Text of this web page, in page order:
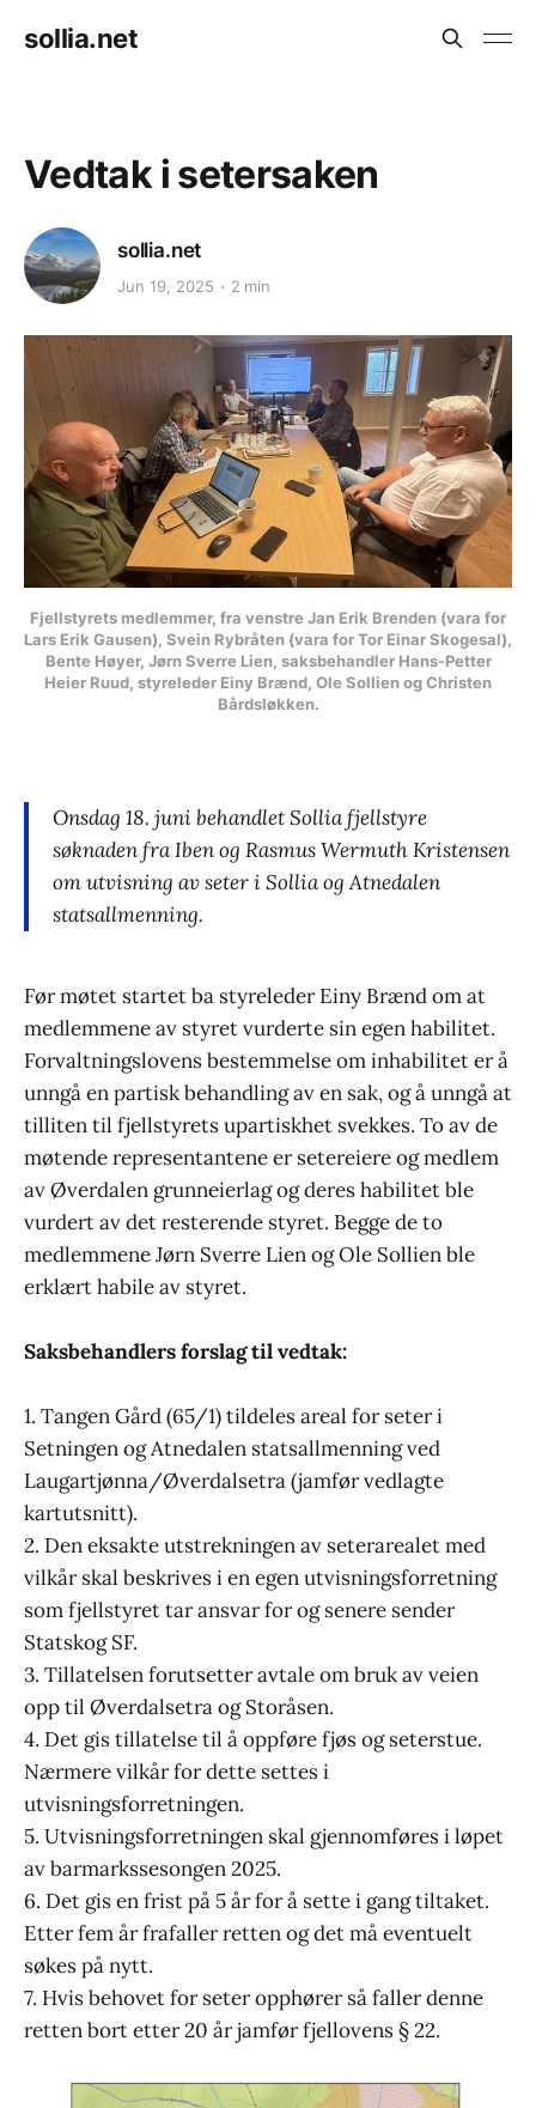
sollia.net
Vedtak i setersaken
sollia.net
Jun 19, 2025 2 min
Fjellstyrets medlemmer, fra venstre Jan Erik Brenden (vara for
Lars Erik Gausen), Svein Rybråten (vara for Tor Einar Skogesal),
Bente Høyer, Jørn Sverre Lien, saksbehandler Hans-Petter
Heier Ruud, styreleder Einy Brænd, Ole Sollien og Christen
Bårdsløkken.
Onsdag 18. juni behandlet Sollia fjellstyre
søknaden fra Iben og Rasmus Wermuth Kristensen
om utvisning av seter i Sollia og Atnedalen
statsallmenning.
Før møtet startet ba styreleder Einy Brænd om at
medlemmene av styret vurderte sin egen habilitet.
Forvaltningslovens bestemmelse om inhabilitet er å
unngå en partisk behandling av en sak, og å unngå at
tilliten til fjellstyrets upartiskhet svekkes. To av de
møtende representantene er setereiere og medlem
av Øverdalen grunneierlag og deres habilitet ble
vurdert av det resterende styret. Begge de to
medlemmene Jørn Sverre Lien og Ole Sollien ble
erklært habile av styret.
Saksbehandlers forslag til vedtak:
1. Tangen Gård (65/1) tildeles areal for seter i
Setningen og Atnedalen statsallmenning ved
Laugartjønna/Øverdalsetra (jamfør vedlagte
kartutsnitt).
2. Den eksakte utstrekningen av seterarealet med
vilkår skal beskrives i en egen utvisningsforretning
som fjellstyret tar ansvar for og senere sender
Statskog SF.
3. Tillatelsen forutsetter avtale om bruk av veien
opp til Øverdalsetra og Storåsen.
4. Det gis tillatelse til å oppføre fjøs og seterstue.
Nærmere vilkår for dette settes i
utvisningsforretningen.
5. Utvisningsforretningen skal gjennomføres i løpet
av barmarkssesongen 2025.
6. Det gis en frist på 5 år for å sette i gang tiltaket.
Etter fem år frafaller retten og det må eventuelt
søkes på nytt.
7. Hvis behovet for seter opphører så faller denne
retten bort etter 20 år jamfør fjellovens § 22.